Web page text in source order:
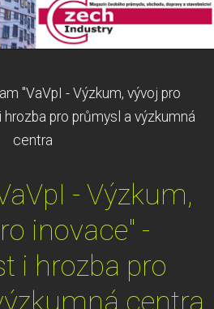
"VaVpI - Výzkum, vývoj pro
pro průmysl a výzkumná
centra
- Výzkum,
inovace" -
i hrozba pro
centra